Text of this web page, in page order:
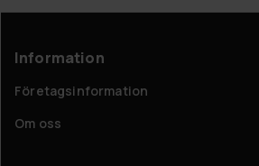
Information
Företagsinformation
Om oss